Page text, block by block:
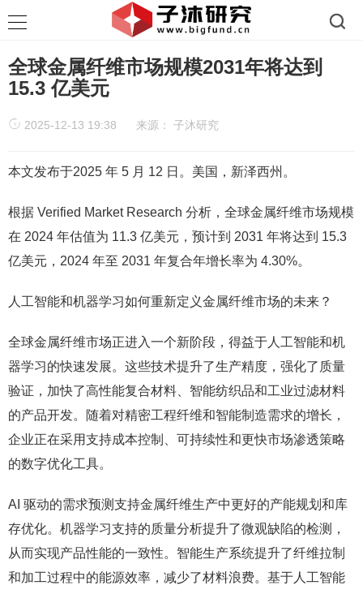
全球金属纤维市场规模2031年将达到
15.3 亿美元
2025-12-13 19:38 来源： 子沐研究
本文发布于2025 年 5 月 12 日。美国，新泽西州。
根据 Verified Market Research 分析，全球金属纤维市场规模
在 2024 年估值为 11.3 亿美元，预计到 2031 年将达到 15.3
亿美元，2024 年至 2031 年复合年增长率为 4.30%。
人工智能和机器学习如何重新定义金属纤维市场的未来？
全球金属纤维市场正进入一个新阶段，得益于人工智能和机
器学习的快速发展。这些技术提升了生产精度，强化了质量
验证，加快了高性能复合材料、智能纺织品和工业过滤材料
的产品开发。随着对精密工程纤维和智能制造需求的增长，
企业正在采用支持成本控制、可持续性和更快市场渗透策略
的数字优化工具。
AI 驱动的需求预测支持金属纤维生产中更好的产能规划和库
存优化。机器学习支持的质量分析提升了微观缺陷的检测，
从而实现产品性能的一致性。智能生产系统提升了纤维拉制
和加工过程中的能源效率，减少了材料浪费。基于人工智能